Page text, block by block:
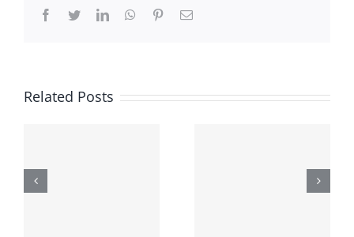
Facebook
TwitterLinkedInWhatsApp
PinterestEmail
Related Posts